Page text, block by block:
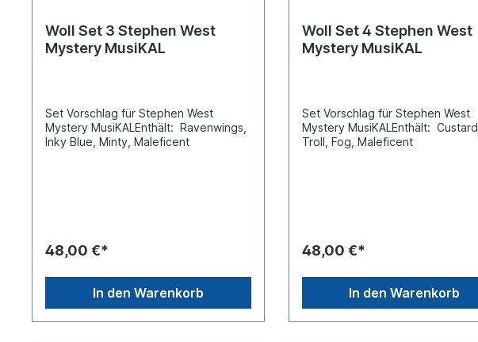
Woll Set 3 Stephen West
Mystery MusiKAL
Set Vorschlag für Stephen West
Mystery MusiKALEnthält: Ravenwings,
Inky Blue, Minty, Maleficent
48,00 €*
In den Warenkorb
Woll Set 4 Stephen West
Mystery MusiKAL
Set Vorschlag für Stephen West
Mystery MusiKALEnthält: Custard,
Troll, Fog, Maleficent
48,00 €*
In den Warenkorb